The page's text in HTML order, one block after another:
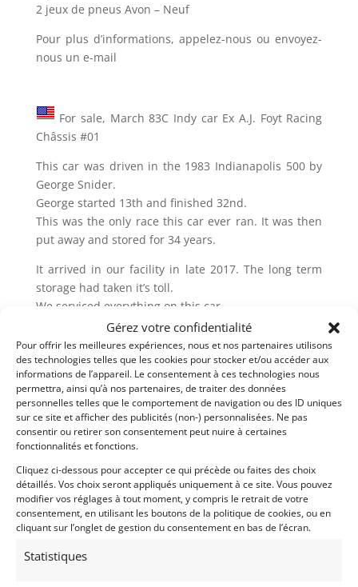
Gérez votre confidentialité
Pour offrir les meilleures expériences, nous et nos partenaires utilisons
des technologies telles que les cookies pour stocker et/ou accéder aux
informations de l’appareil. Le consentement à ces technologies nous
permettra, ainsi qu’à nos partenaires, de traiter des données
personnelles telles que le comportement de navigation ou des ID uniques
sur ce site et afficher des publicités (non-) personnalisées. Ne pas
consentir ou retirer son consentement peut nuire à certaines
fonctionnalités et fonctions.
Cliquez ci-dessous pour accepter ce qui précède ou faites des choix
détaillés. Vos choix seront appliqués uniquement à ce site. Vous pouvez
modifier vos réglages à tout moment, y compris le retrait de votre
consentement, en utilisant les boutons de la politique de cookies, ou en
cliquant sur l’onglet de gestion du consentement en bas de l’écran.
Statistiques
2 jeux de pneus Avon – Neuf
Pour plus d’informations, appelez-nous ou envoyez-
nous un e-mail
For sale, March 83C Indy car Ex A.J. Foyt Racing
Châssis #01
This car was driven in the 1983 Indianapolis 500 by
George Snider.
George started 13th and finished 32nd.
This was the only race this car ever ran. It was then
put away and stored for 34 years.
It arrived in our facility in late 2017. The long term
storage had taken it’s toll.
We serviced everything on this car.
The engine was sent out for service and dyno testing
as well.
The car ran the « Legends of the 500 » event in 2019.
It has less than 100 miles on it since being serviced.
It is a complete, sorted,running car with original
paint.
It also comes with a Gerhardt starter.
Tehchnical
Cosworth Ford DFX Engine
AP Brakes
Monroe Dampers
March 4 Speed Transverse Gearbox
Schroth Safety Harness – Current